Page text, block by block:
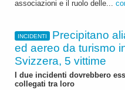
associazioni e il ruolo delle...
INCIDENTI
Precipitano
ed aereo da turismo
Svizzera, 5 vittime
I due incidenti dovrebbero
collegati tra loro